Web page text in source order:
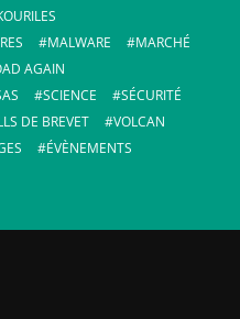
MALWARE
MARCHÉ
AGAIN
SCIENCE
SÉCURITÉ
DE BREVET
VOLCAN
ÉVÈNEMENTS